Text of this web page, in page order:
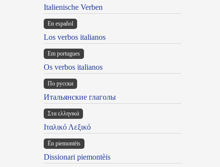
Italienische Verben
En español
Los verbos italianos
Em portugues
Os verbos italianos
По русски
Итальянские глаголы
Στα ελληνικά
Ιταλικό Λεξικό
Ën piemontèis
Dissionari piemontèis